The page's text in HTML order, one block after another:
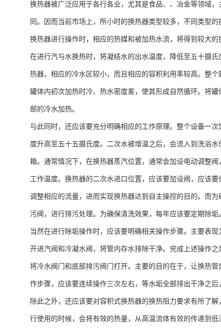
换热器被广泛应用于各行各业，尤其是食品、、冶金等领域
同。因而当前市场上，所小时的换热器类型较多，不同类型
换热器进行操作时，相应的热媒和被加热水流，将得到较大
在进行汽与水换热时，将凝结水的出水温度，降低至五十摄
热器，相应的冷水区较小，而且相应的容积利用率较高。整
罐体内初次加热时冷、热水密度差，使其形成自然循环。将
部的冷水加热。
与此同时，还应该要充分明确相应的工作原理。整个设备一
度升高至五十五摄氏度。二次水被增温之后，会流入到洗浴
箱。通常情况下，在换热器蒸汽位置，通常会加设电动调整
工作温度。换热器的二次水进口位置，应该要加设阀，应该
调整相应的流量，进而实现换热器达到自主操控的目的。而
污阀，进行排污处理。为确保清洗效果，每年应该要定期除垢
当然在进行除垢操作时，应该要明确相关操作步骤。主要表
开进汽阀和冷凝水阀，将管内存水排除干净。完成上述操作
将冷水阀门和底部排污阀门打开。主要的目的在于，让换热
作步骤，应该要连续操作三次左右，等水垢全部排出干净之后
除此之外，还应该要对容积式换热器的换热阻力要求有所了
行使用的时候，会将有效的热量，从高温流体有效的传递到